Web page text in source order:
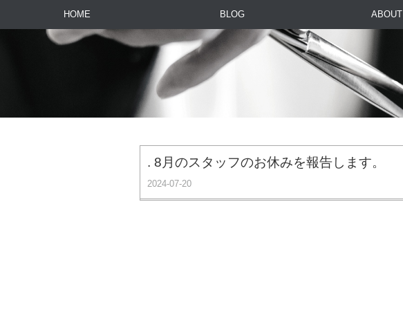
HOME BLOG ABOUT
. 8月のスタッフのお休みを報告します。
2024-07-20